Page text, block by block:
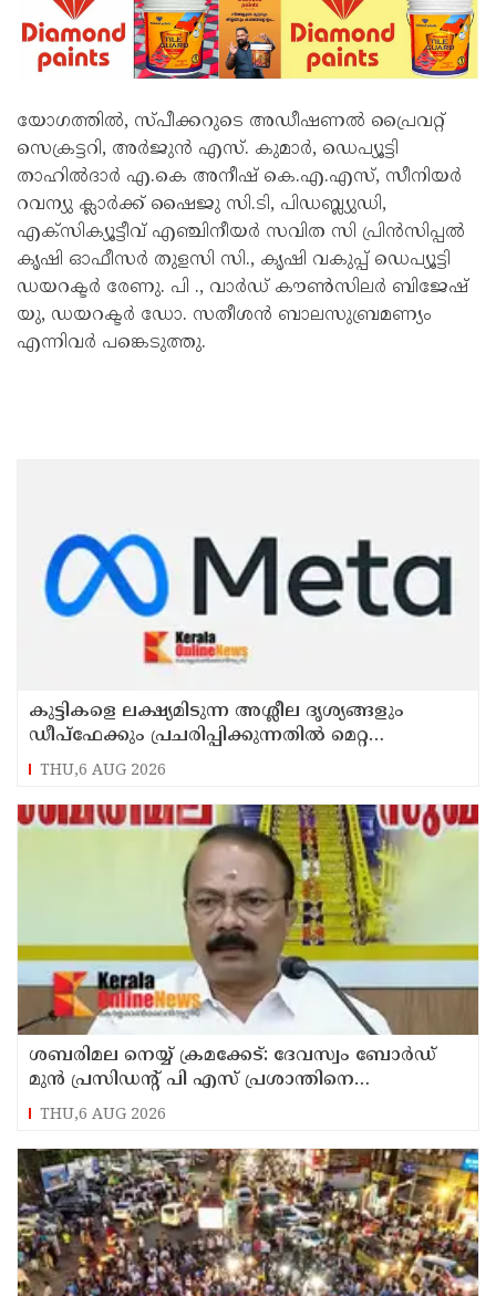
യോഗത്തിൽ, സ്പീക്കറുടെ അഡീഷണൽ പ്രൈവറ്റ്
സെക്രട്ടറി, അർജുൻ എസ്. കുമാർ, ഡെപ്യൂട്ടി
താഹിൽദാർ എ.കെ അനീഷ് കെ.എ.എസ്, സീനിയർ
റവന്യു ക്ലാർക്ക് ഷൈജു സി.ടി, പിഡബ്ല്യുഡി,
എക്സിക്യൂട്ടീവ് എഞ്ചിനീയർ സവിത സി പ്രിൻസിപ്പൽ
കൃഷി ഓഫീസർ തുളസി സി., കൃഷി വകുപ്പ് ഡെപ്യൂട്ടി
ഡയറക്ടർ രേണു. പി ., വാർഡ് കൗൺസിലർ ബിജേഷ്
യു, ഡയറക്ടർ ഡോ. സതീശൻ ബാലസുബ്രമണ്യം
എന്നിവർ പങ്കെടുത്തു.
കുട്ടികളെ ലക്ഷ്യമിടുന്ന അശ്ലീല ദൃശ്യങ്ങളും
ഡീപ്ഫേക്കും പ്രചരിപ്പിക്കുന്നതില്‍ മെറ്റ
കേന്ദ്രത്തോട് മാപ്പ് പറഞ്ഞു
THU,6 AUG 2026
ശബരിമല നെയ്യ് ക്രമക്കേട്: ദേവസ്വം ബോര്‍ഡ്
മുന്‍ പ്രസിഡന്റ് പി എസ് പ്രശാന്തിനെ
പ്രതിയാക്കും: ദേവസ്വം വിജിലന്‍സ്
THU,6 AUG 2026